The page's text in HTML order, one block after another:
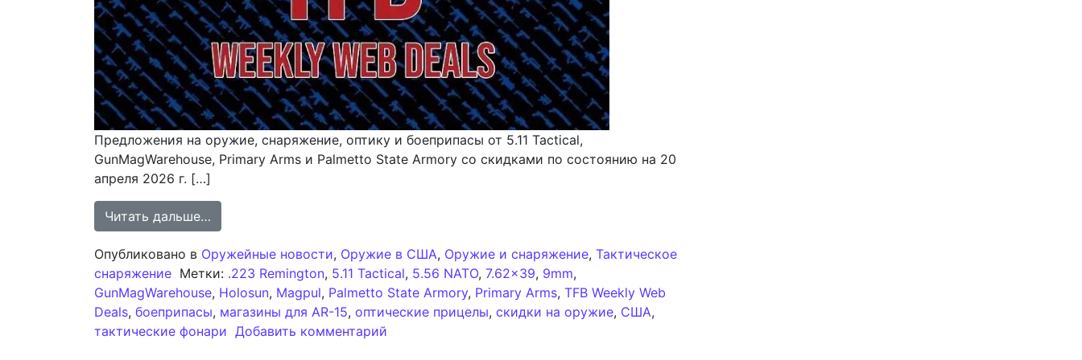
Предложения на оружие, снаряжение, оптику и боеприпасы от 5.11 Tactical,
GunMagWarehouse, Primary Arms и Palmetto State Armory со скидками по состоянию на 20
апреля 2026 г. […]
Читать дальше…
Опубликовано в Оружейные новости, Оружие в США, Оружие и снаряжение, Тактическое
снаряжение Метки: .223 Remington, 5.11 Tactical, 5.56 NATO, 7.62x39, 9mm,
GunMagWarehouse, Holosun, Magpul, Palmetto State Armory, Primary Arms, TFB Weekly Web
Deals, боеприпасы, магазины для AR-15, оптические прицелы, скидки на оружие, США,
тактические фонари Добавить комментарий